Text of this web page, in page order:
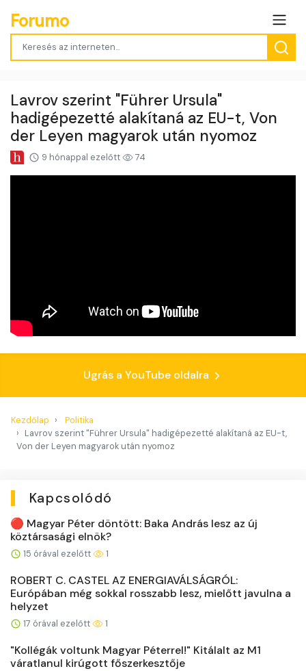
Forumo
Lavrov szerint "Führer Ursula"
hadigépezetté alakítaná az EU-t, Von
der Leyen magyarok után nyomoz
9 hónappal ezelőtt 74
Ugrás a YouTube oldalra
Kezdőlap
Politika
Lavrov szerint "Führer Ursula" hadigépezetté alakítaná az EU-t,
Von der Leyen magyarok után nyomoz
Kapcsolódó
🔴 Magyar Péter döntött: Baka András lesz az új
köztársasági elnök?
15 órával ezelőtt 1
ROBERT C. CASTEL AZ ENERGIAVÁLSÁGRÓL:
Európában még sokkal rosszabb lesz, mielőtt javulna a
helyzet
17 órával ezelőtt 1
"Kollégák voltunk Magyar Péterrel!" Kitálalt az M1
váratlanul kirúgott főszerkesztője